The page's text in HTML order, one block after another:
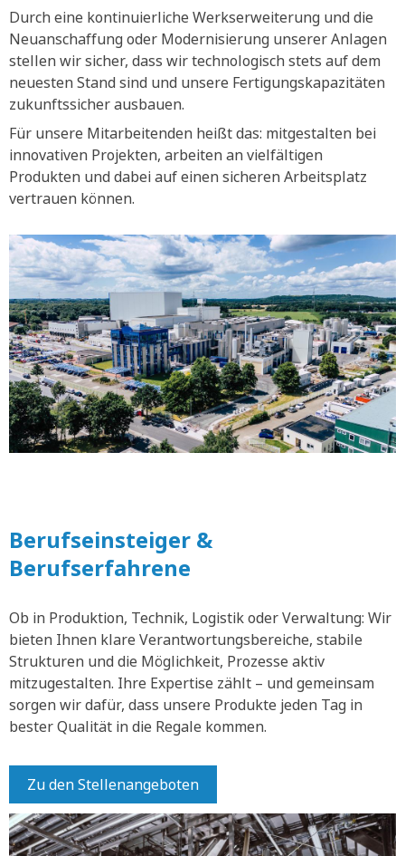
Durch eine kontinuierliche Werkserweiterung und die
Neuanschaffung oder Modernisierung unserer Anlagen
stellen wir sicher, dass wir technologisch stets auf dem
neuesten Stand sind und unsere Fertigungskapazitäten
zukunftssicher ausbauen.
Für unsere Mitarbeitenden heißt das: mitgestalten bei
innovativen Projekten, arbeiten an vielfältigen
Produkten und dabei auf einen sicheren Arbeitsplatz
vertrauen können.
Berufseinsteiger &
Berufserfahrene
Ob in Produktion, Technik, Logistik oder Verwaltung: Wir
bieten Ihnen klare Verantwortungsbereiche, stabile
Strukturen und die Möglichkeit, Prozesse aktiv
mitzugestalten. Ihre Expertise zählt – und gemeinsam
sorgen wir dafür, dass unsere Produkte jeden Tag in
bester Qualität in die Regale kommen.
Zu den Stellenangeboten